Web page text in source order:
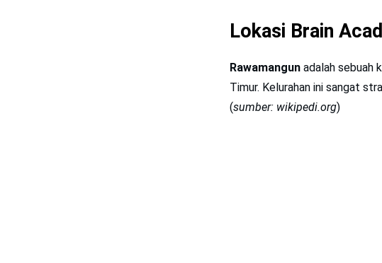
Lokasi Brain
Rawamangun adalah sebuah
Timur. Kelurahan ini sangat
(sumber: wikipedi.org)